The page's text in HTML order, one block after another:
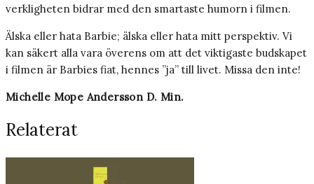
verkligheten bidrar med den smartaste humorn i filmen.
Älska eller hata Barbie; älska eller hata mitt perspektiv. Vi
kan säkert alla vara överens om att det viktigaste budskapet
i filmen är Barbies fiat, hennes ”ja” till livet. Missa den inte!
Michelle Mope Andersson D. Min.
Relaterat